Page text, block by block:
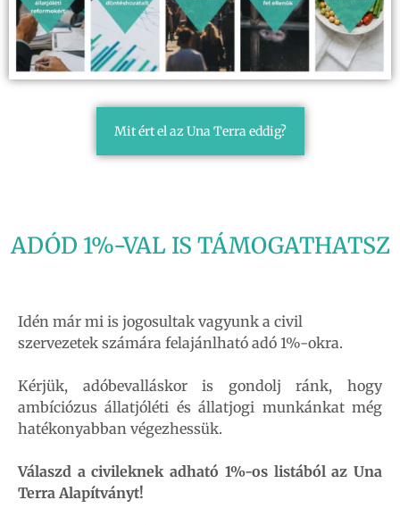
Mit ért el az Una Terra eddig?
ADÓD 1%-VAL IS TÁMOGATHATSZ
Idén már mi is jogosultak vagyunk a civil
szervezetek számára felajánlható adó 1%-okra.
Kérjük, adóbevalláskor is gondolj ránk, hogy
ambíciózus állatjóléti és állatjogi munkánkat még
hatékonyabban végezhessük.
Válaszd a civileknek adható 1%-os listából az Una
Terra Alapítványt!